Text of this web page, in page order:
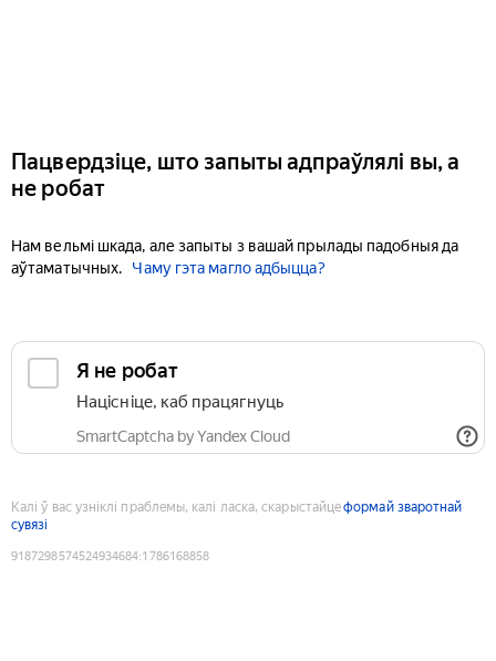
Пацвердзіце, што запыты адпраўлялі вы, а
не робат
Нам вельмі шкада, але запыты з вашай прылады падобныя да
аўтаматычных.
Чаму гэта магло адбыцца?
Я не робат
Націсніце, каб працягнуць
SmartCaptcha by Yandex Cloud
Калі ў вас узніклі праблемы, калі ласка, скарыстайцеформай зваротнай
сувязі
9187298574524934684:1786168858